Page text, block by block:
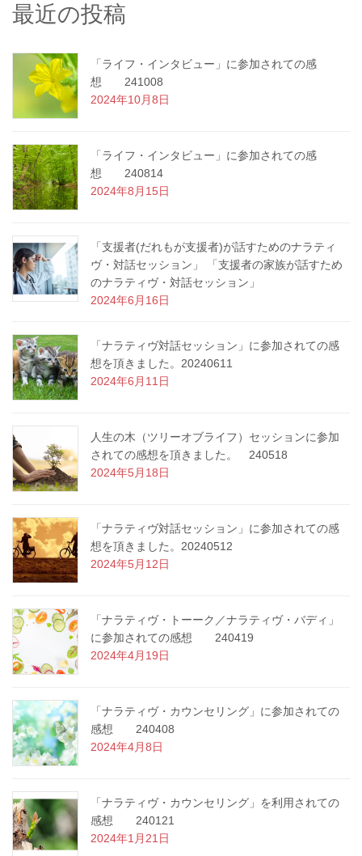
の
ペ
ジ
送
り
最近の投稿
「ライフ・インタビュー」に参加されての感
想 241008
2024年10月8日
「ライフ・インタビュー」に参加されての感
想 240814
2024年8月15日
「支援者(だれもが支援者)が話すためのナラティ
ヴ・対話セッション」 「支援者の家族が話すため
のナラティヴ・対話セッション」
2024年6月16日
「ナラティヴ対話セッション」に参加されての感
想を頂きました。20240611
2024年6月11日
人生の木（ツリーオブライフ）セッションに参加
されての感想を頂きました。 240518
2024年5月18日
「ナラティヴ対話セッション」に参加されての感
想を頂きました。20240512
2024年5月12日
「ナラティヴ・トーーク／ナラティヴ・バディ」
に参加されての感想 240419
2024年4月19日
「ナラティヴ・カウンセリング」に参加されての
感想 240408
2024年4月8日
「ナラティヴ・カウンセリング」を利用されての
感想 240121
2024年1月21日